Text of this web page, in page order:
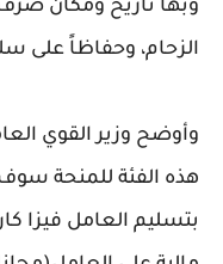
وبها تاريخ ومكان
الزحام، وحفاظاً على
وأوضح وزير القوي
هذه الفئة للمنحة